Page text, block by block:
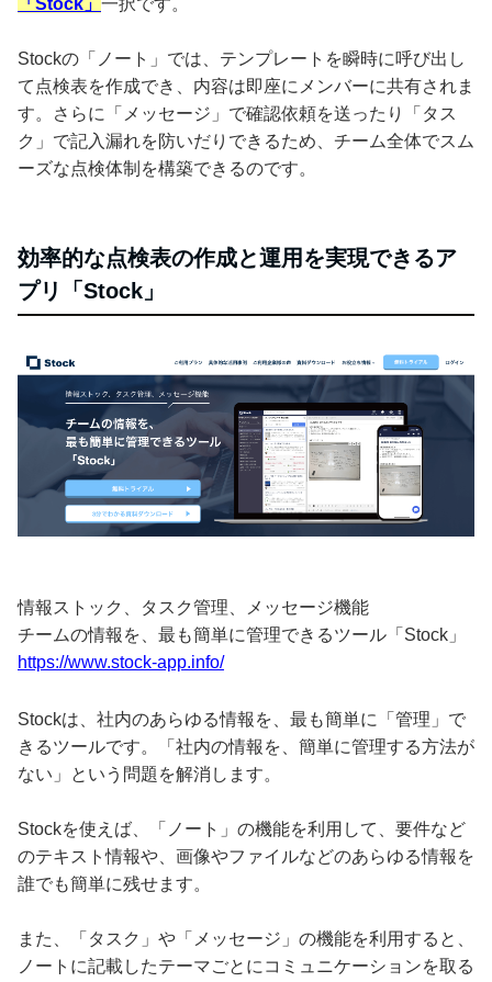
「Stock」 一択です。
Stockの「ノート」では、テンプレートを瞬時に呼び出し
て点検表を作成でき、内容は即座にメンバーに共有されま
す。さらに「メッセージ」で確認依頼を送ったり「タス
ク」で記入漏れを防いだりできるため、チーム全体でスム
ーズな点検体制を構築できるのです。
効率的な点検表の作成と運用を実現できるア
プリ「Stock」
情報ストック、タスク管理、メッセージ機能
チームの情報を、最も簡単に管理できるツール「Stock」
https://www.stock-app.info/
Stockは、社内のあらゆる情報を、最も簡単に「管理」で
きるツールです。「社内の情報を、簡単に管理する方法が
ない」という問題を解消します。
Stockを使えば、「ノート」の機能を利用して、要件など
のテキスト情報や、画像やファイルなどのあらゆる情報を
誰でも簡単に残せます。
また、「タスク」や「メッセージ」の機能を利用すると、
ノートに記載したテーマごとにコミュニケーションを取る